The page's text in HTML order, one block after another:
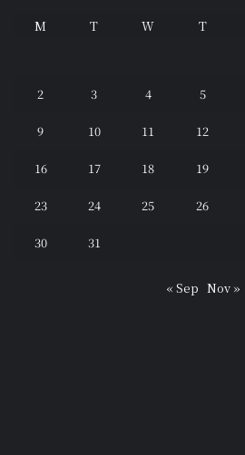
M T W T
2 3 4 5
9 10 11 12
16 17 18 19
23 24 25 26
30 31
« Sep Nov »